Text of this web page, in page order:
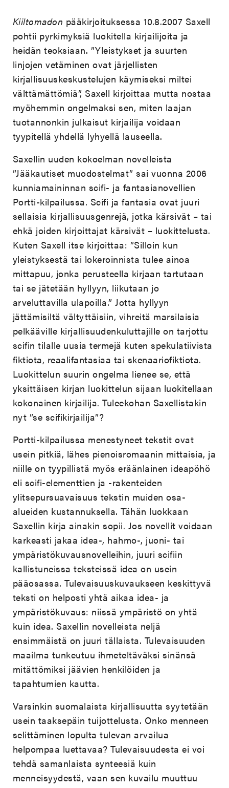
Kiiltomadon pääkirjoituksessa 10.8.2007 Saxell
pohtii pyrkimyksiä luokitella kirjailijoita ja
heidän teoksiaan. ”Yleistykset ja suurten
linjojen vetäminen ovat järjellisten
kirjallisuuskeskustelujen käymiseksi miltei
välttämättömiä”, Saxell kirjoittaa mutta nostaa
myöhemmin ongelmaksi sen, miten laajan
tuotannonkin julkaisut kirjailija voidaan
tyypitellä yhdellä lyhyellä lauseella.
Saxellin uuden kokoelman novelleista
”Jääkautiset muodostelmat” sai vuonna 2006
kunniamaininnan scifi- ja fantasianovellien
Portti-kilpailussa. Scifi ja fantasia ovat juuri
sellaisia kirjallisuusgenrejä, jotka kärsivät – tai
ehkä joiden kirjoittajat kärsivät – luokittelusta.
Kuten Saxell itse kirjoittaa: ”Silloin kun
yleistyksestä tai lokeroinnista tulee ainoa
mittapuu, jonka perusteella kirjaan tartutaan
tai se jätetään hyllyyn, liikutaan jo
arveluttavilla ulapoilla.” Jotta hyllyyn
jättämisiltä vältyttäisiin, vihreitä marsilaisia
pelkääville kirjallisuudenkuluttajille on tarjottu
scifin tilalle uusia termejä kuten spekulatiivista
fiktiota, reaalifantasiaa tai skenaariofiktiota.
Luokittelun suurin ongelma lienee se, että
yksittäisen kirjan luokittelun sijaan luokitellaan
kokonainen kirjailija. Tuleekohan Saxellistakin
nyt ”se scifikirjailija”?
Portti-kilpailussa menestyneet tekstit ovat
usein pitkiä, lähes pienoisromaanin mittaisia, ja
niille on tyypillistä myös eräänlainen ideapöhö
eli scifi-elementtien ja -rakenteiden
ylitsepursuavaisuus tekstin muiden osa-
alueiden kustannuksella. Tähän luokkaan
Saxellin kirja ainakin sopii. Jos novellit voidaan
karkeasti jakaa idea-, hahmo-, juoni- tai
ympäristökuvausnovelleihin, juuri scifiin
kallistuneissa teksteissä idea on usein
pääosassa. Tulevaisuuskuvaukseen keskittyvä
teksti on helposti yhtä aikaa idea- ja
ympäristökuvaus: niissä ympäristö on yhtä
kuin idea. Saxellin novelleista neljä
ensimmäistä on juuri tällaista. Tulevaisuuden
maailma tunkeutuu ihmeteltäväksi sinänsä
mitättömiksi jäävien henkilöiden ja
tapahtumien kautta.
Varsinkin suomalaista kirjallisuutta syytetään
usein taaksepäin tuijottelusta. Onko menneen
selittäminen lopulta tulevan arvailua
helpompaa luettavaa? Tulevaisuudesta ei voi
tehdä samanlaista synteesiä kuin
menneisyydestä, vaan sen kuvailu muuttuu